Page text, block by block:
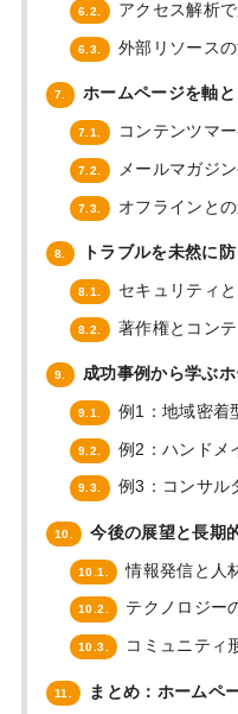
6.2. アクセス解析
6.3. 外部リソース
7. ホームページを軸
7.1. コンテンツマ
7.2. メールマガジ
7.3. オフラインと
8. トラブルを未然に
8.1. セキュリティ
8.2. 著作権とコン
9. 成功事例から学ぶ
9.1. 例1：地域密着
9.2. 例2：ハンドメ
9.3. 例3：コンサル
10. 今後の展望と長期
10.1. 情報発信と人
10.2. テクノロジー
10.3. コミュニティ
11. まとめ：ホームペ